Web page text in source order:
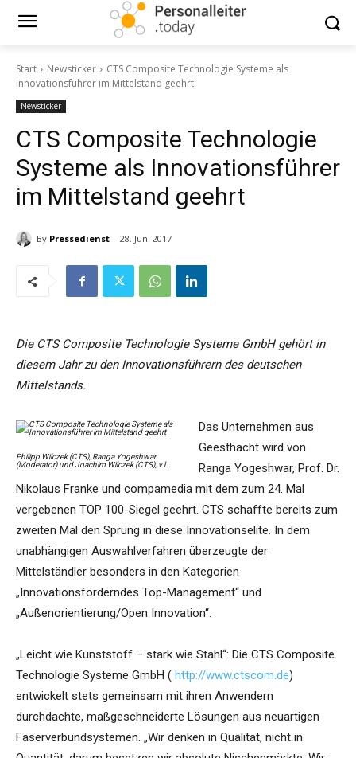
Start Newsticker
CTS Composite Technologie Systeme als
Innovationsführer im Mittelstand geehrt
Newsticker
CTS Composite Technologie
Systeme als Innovationsführer
im Mittelstand geehrt
By Pressedienst 28. Juni 2017
Die CTS Composite Technologie Systeme GmbH gehört in
diesem Jahr zu den Innovationsführern des deutschen
Mittelstands.
Philipp Wilczek (CTS), Ranga Yogeshwar
(Moderator) und Joachim Wilczek (CTS), v.l.
Das Unternehmen aus
Geesthacht wird von
Ranga Yogeshwar, Prof. Dr.
Nikolaus Franke und compamedia mit dem zum 24. Mal
vergebenen TOP 100-Siegel geehrt. CTS schaffte bereits zum
zweiten Mal den Sprung in diese Innovationselite. In dem
unabhängigen Auswahlverfahren überzeugte der
Mittelständler besonders in den Kategorien
„Innovationsförderndes Top-Management“ und
„Außenorientierung/Open Innovation“.
„Leicht wie Kunststoff – stark wie Stahl“: Die CTS Composite
Technologie Systeme GmbH ( http://www.ctscom.de)
entwickelt stets gemeinsam mit ihren Anwendern
durchdachte, maßgeschneiderte Lösungen aus neuartigen
Faserverbundsystemen. „Wir denken in Qualität, nicht in